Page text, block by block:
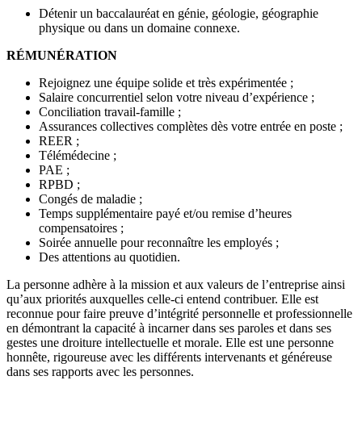
Détenir un baccalauréat en génie, géologie, géographie
physique ou dans un domaine connexe.
RÉMUNÉRATION
Rejoignez une équipe solide et très expérimentée ;
Salaire concurrentiel selon votre niveau d’expérience ;
Conciliation travail-famille ;
Assurances collectives complètes dès votre entrée en poste ;
REER ;
Télémédecine ;
PAE ;
RPBD ;
Congés de maladie ;
Temps supplémentaire payé et/ou remise d’heures
compensatoires ;
Soirée annuelle pour reconnaître les employés ;
Des attentions au quotidien.
La personne adhère à la mission et aux valeurs de l’entreprise ainsi
qu’aux priorités auxquelles celle-ci entend contribuer. Elle est
reconnue pour faire preuve d’intégrité personnelle et professionnelle
en démontrant la capacité à incarner dans ses paroles et dans ses
gestes une droiture intellectuelle et morale. Elle est une personne
honnête, rigoureuse avec les différents intervenants et généreuse
dans ses rapports avec les personnes.